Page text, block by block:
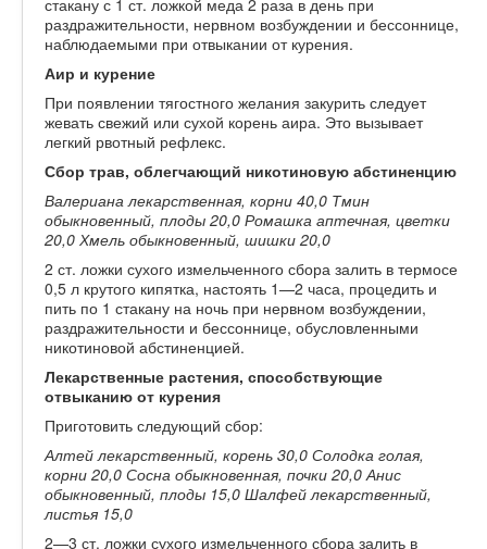
раздражительности, нервном возбуждении и бессоннице,
наблюдаемыми при отвыкании от курения.
Аир и курение
При появлении тягостного желания закурить следует
жевать свежий или сухой корень аира. Это вызывает
легкий рвотный рефлекс.
Сбор трав, облегчающий никотиновую абстиненцию
Валериана лекарственная, корни 40,0 Тмин
обыкновенный, плоды 20,0 Ромашка аптечная, цветки
20,0 Хмель обыкновенный, шишки 20,0
2 ст. ложки сухого измельченного сбора залить в термосе
0,5 л крутого кипятка, настоять 1—2 часа, процедить и
пить по 1 стакану на ночь при нервном возбуждении,
раздражительности и бессоннице, обусловленными
никотиновой абстиненцией.
Лекарственные растения, способствующие
отвыканию от курения
Приготовить следующий сбор:
Алтей лекарственный, корень 30,0 Солодка голая,
корни 20,0 Сосна обыкновенная, почки 20,0 Анис
обыкновенный, плоды 15,0 Шалфей лекарственный,
листья 15,0
2—3 ст. ложки сухого измельченного сбора залить в